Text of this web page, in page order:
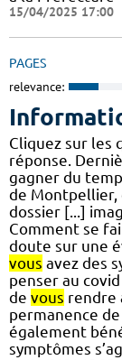
15/04/2025 17:00
PAGES
relevance:
Cliquez sur les
réponse.
gagner du
de Montpellier,
dossier [...]
Comment se
doute sur une
vous avez des
penser au
de vous rendre
permanence de
également
symptômes